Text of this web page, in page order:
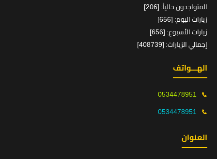
المتواجدون حالياً: [206]
زيارات اليوم: [656]
زيارات الأسبوع: [656]
إجمالي الزيارات: [408739]
الهـــواتف
📞
0534478951
📞
0534478951
العنوان